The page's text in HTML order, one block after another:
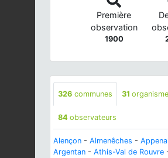
Première
observation
1900
326 communes 31
84 observateurs
Alençon - Almenêches -
Argentan - Athis-Val de Rouvre